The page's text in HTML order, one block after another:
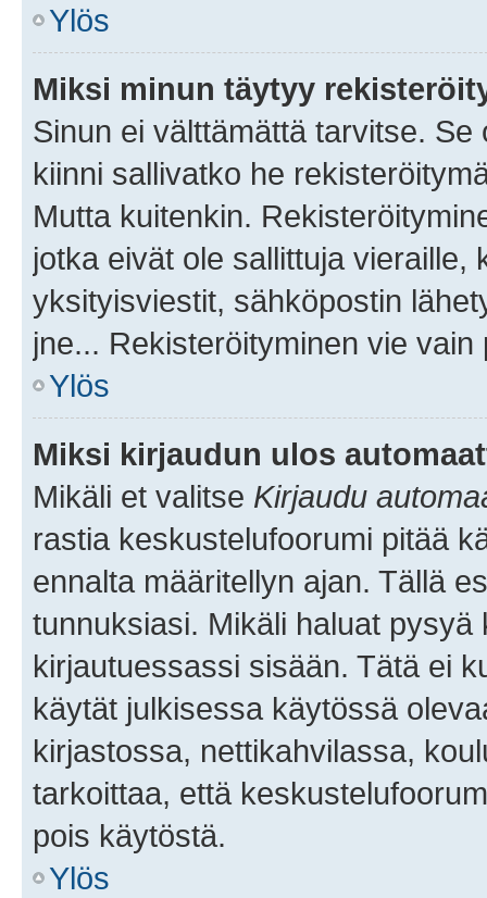
Ylös
Miksi minun täytyy
Sinun ei välttämättä tarvitse.
kiinni sallivatko he
Mutta kuitenkin.
jotka eivät ole sallittuja vieraille,
yksityisviestit, sähköpostin
jne... Rekisteröityminen vie
Ylös
Miksi kirjaudun ulos
Mikäli et valitse Kirjaudu
rastia keskustelufoorumi pitää
ennalta määritellyn ajan. Tällä
tunnuksiasi. Mikäli haluat
kirjautuessassi sisään. Tätä ei
käytät julkisessa käytössä
kirjastossa, nettikahvilassa,
tarkoittaa, että
pois käytöstä.
Ylös